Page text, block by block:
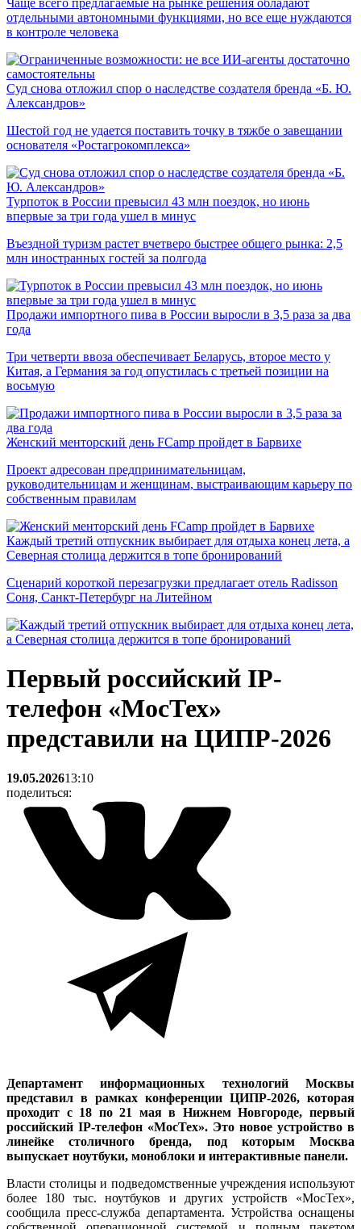
Чаще всего предлагаемые на рынке решения обладают
отдельными автономными функциями, но все еще нуждаются
в контроле человека
Суд снова отложил спор о наследстве создателя бренда «Б. Ю.
Александров»
Шестой год не удается поставить точку в тяжбе о завещании
основателя «Ростагрокомплекса»
Турпоток в России превысил 43 млн поездок, но июнь
впервые за три года ушел в минус
Въездной туризм растет вчетверо быстрее общего рынка: 2,5
млн иностранных гостей за полгода
Продажи импортного пива в России выросли в 3,5 раза за два
года
Три четверти ввоза обеспечивает Беларусь, второе место у
Китая, а Германия за год опустилась с третьей позиции на
восьмую
Женский менторский день FCamp пройдет в Барвихе
Проект адресован предпринимательницам,
руководительницам и женщинам, выстраивающим карьеру по
собственным правилам
Каждый третий отпускник выбирает для отдыха конец лета, а
Северная столица держится в топе бронирований
Сценарий короткой перезагрузки предлагает отель Radisson
Соня, Санкт-Петербург на Литейном
Первый российский IP-
телефон «МосТех»
представили на ЦИПР-2026
19.05.202613:10
поделиться:
Департамент информационных технологий Москвы
представил в рамках конференции ЦИПР-2026, которая
проходит с 18 по 21 мая в Нижнем Новгороде, первый
российский IP-телефон «МосТех». Это новое устройство в
линейке столичного бренда, под которым Москва
выпускает ноутбуки, моноблоки и интерактивные панели.
Власти столицы и подведомственные учреждения используют
более 180 тыс. ноутбуков и других устройств «МосТех»,
сообщила пресс-служба департамента. Устройства оснащены